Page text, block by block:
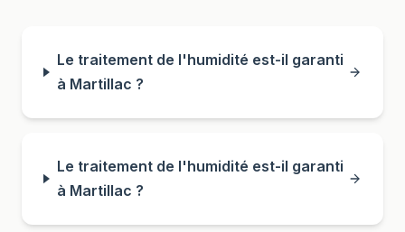
Le traitement de l'humidité est-il garanti
à Martillac ?
Le traitement de l'humidité est-il garanti
à Martillac ?